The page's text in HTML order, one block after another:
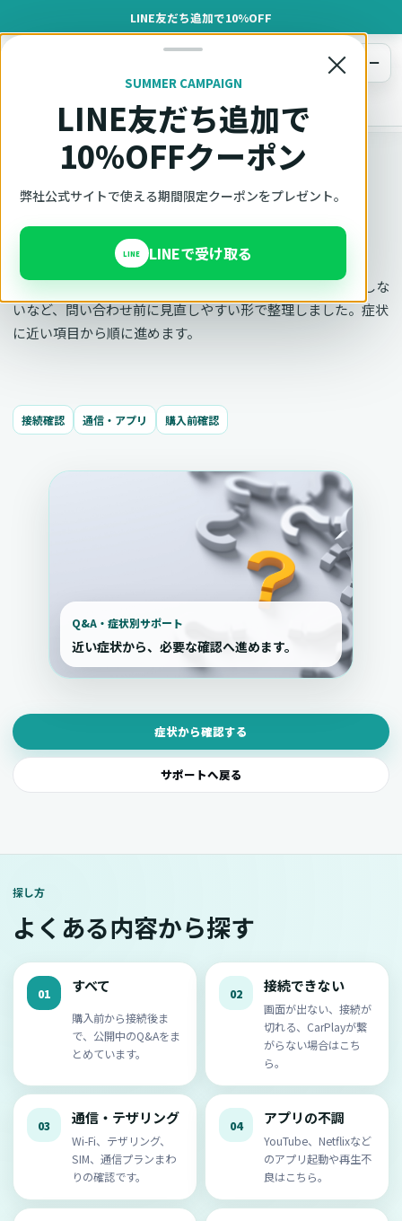
LINE友だち追加で10%OFF
×
SUMMER CAMPAIGN
LINE友だち追加で
10%OFFクーポン
弊社公式サイトで使える期間限定クーポンをプレゼント。
LINE LINEで受け取る
オットキャスト
メニュー
サポート よくある質問
Q&A・症状別サポート
接続できない、音が出ない、通信が不安定、アプリが起動しな
いなど、問い合わせ前に見直しやすい形で整理しました。症状
に近い項目から順に進めます。
接続確認 通信・アプリ 購入前確認
症状から確認する
サポートへ戻る
Q&A・症状別サポート
近い症状から、必要な確認へ進めます。
探し方
よくある内容から探す
01 すべて
購入前から接続後ま
で、公開中のQ&Aをま
とめています。
02 接続できない
画面が出ない、接続が
切れる、CarPlayが繋
がらない場合はこち
ら。
03 通信・テザリング
Wi-Fi、テザリング、
SIM、通信プランまわ
りの確認です。
04 アプリの不調
YouTube、Netflixなど
のアプリ起動や再生不
良はこちら。